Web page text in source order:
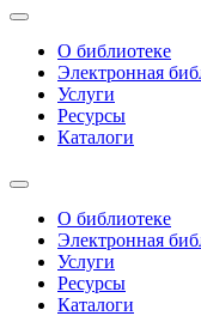
О библиотеке
Электронная
Услуги
Ресурсы
Каталоги
О библиотеке
Электронная
Услуги
Ресурсы
Каталоги